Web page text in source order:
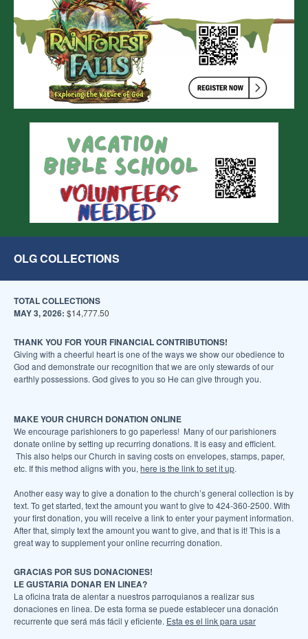
OLG COLLECTIONS
TOTAL COLLECTIONS
MAY 3, 2026: $14,777.50
THANK YOU FOR YOUR FINANCIAL CONTRIBUTIONS!
Giving with a cheerful heart is one of the ways we show our obedience to
God and demonstrate our recognition that we are only stewards of our
earthly possessions. God gives to you so He can give through you.
MAKE YOUR CHURCH DONATION ONLINE
We encourage parishioners to go paperless! Many of our parishioners
donate online by setting up recurring donations. It is easy and efficient.
This also helps our Church in saving costs on envelopes, stamps, paper,
etc. If this method aligns with you, here is the link to set it up.
Another easy way to give a donation to the church’s general collection is by
text. To get started, text the amount you want to give to 424-360-2500. With
your first donation, you will receive a link to enter your payment information.
After that, simply text the amount you want to give, and that is it! This is a
great way to supplement your online recurring donation.
GRACIAS POR SUS DONACIONES!
LE GUSTARIA DONAR EN LINEA?
La oficina trata de alentar a nuestros parroquianos a realizar sus
donaciones en linea. De esta forma se puede establecer una donación
recurrente que será más fácil y eficiente. Esta es el link para usar